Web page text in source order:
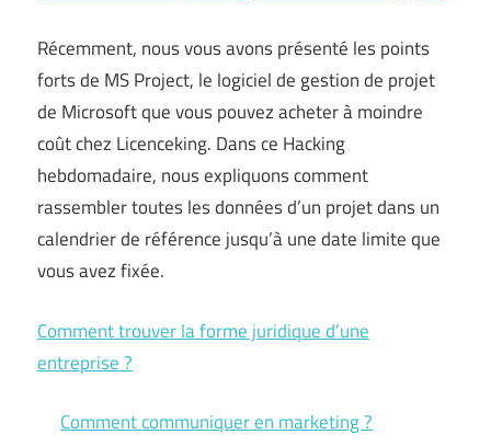
Récemment, nous vous avons présenté les points
forts de MS Project, le logiciel de gestion de projet
de Microsoft que vous pouvez acheter à moindre
coût chez Licenceking. Dans ce Hacking
hebdomadaire, nous expliquons comment
rassembler toutes les données d’un projet dans un
calendrier de référence jusqu’à une date limite que
vous avez fixée.
Comment trouver la forme juridique d’une
entreprise ?
Comment communiquer en marketing ?